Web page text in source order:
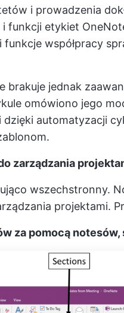
i prowadzenia
funkcji etykiet
współpracy
brakuje jednak
omówiono jego
dzięki automatyzacji
zarządzania
wszechstronny.
projektami.
za pomocą